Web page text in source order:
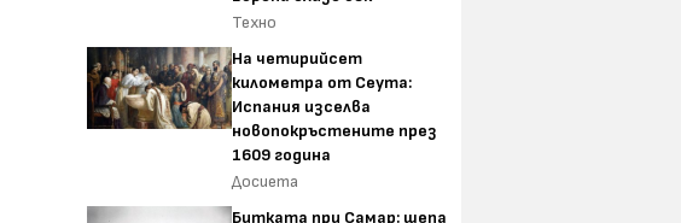
Техно
На четирийсет
километра от Сеута:
Испания изселва
новопокръстените през
1609 година
Досиета
Битката при Самар: шепа